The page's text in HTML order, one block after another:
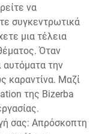
να
συγκεντρωτικά
μια τέλεια
Όταν
αυτόματα την
καραντίνα. Μαζί
της Bizerba
σας: Απρόσκοπτη